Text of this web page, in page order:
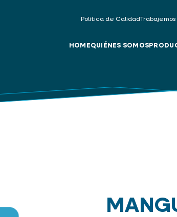
Política de Calidad
HOMEQUIÉNES SOMOS